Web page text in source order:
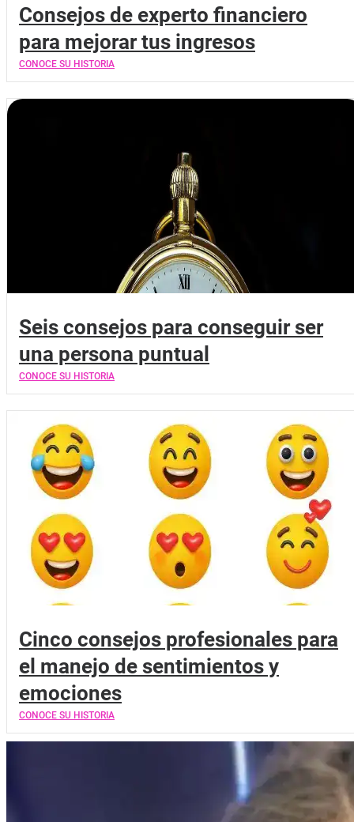
Consejos de experto financiero
para mejorar tus ingresos
CONOCE SU HISTORIA
Seis consejos para conseguir ser
una persona puntual
CONOCE SU HISTORIA
Cinco consejos profesionales para
el manejo de sentimientos y
emociones
CONOCE SU HISTORIA